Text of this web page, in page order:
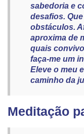
sabedoria e
desafios.
obstáculos.
aproxima de
quais
faça-me um
Eleve o meu
caminho da
Meditação